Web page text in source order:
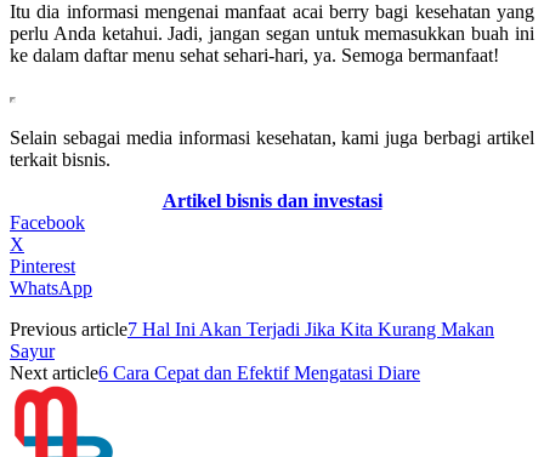
Itu dia informasi mengenai manfaat acai berry bagi kesehatan yang
perlu Anda ketahui. Jadi, jangan segan untuk memasukkan buah ini
ke dalam daftar menu sehat sehari-hari, ya. Semoga bermanfaat!
Selain sebagai media informasi kesehatan, kami juga berbagi artikel
terkait bisnis.
Artikel bisnis dan investasi
Facebook
X
Pinterest
WhatsApp
Previous article7 Hal Ini Akan Terjadi Jika Kita Kurang Makan
Sayur
Next article6 Cara Cepat dan Efektif Mengatasi Diare